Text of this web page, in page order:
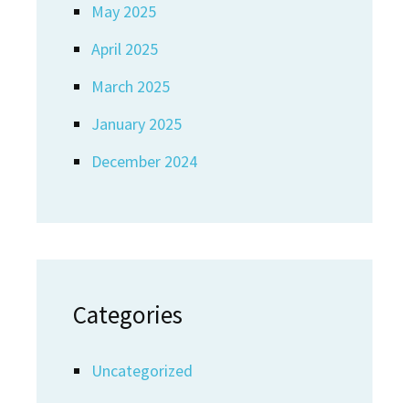
May 2025
April 2025
March 2025
January 2025
December 2024
Categories
Uncategorized